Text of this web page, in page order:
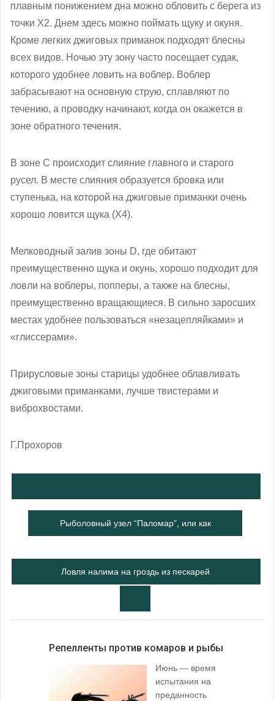
плавным понижением дна можно обловить с берега из
точки Х2. Днем здесь можно поймать щуку и окуня.
Кроме легких джиговых приманок подходят блесны
всех видов. Ночью эту зону часто посещает судак,
которого удобнее ловить на воблер. Воблер
забрасывают на основную струю, сплавляют по
течению, а проводку начинают, когда он окажется в
зоне обратного течения.
В зоне С происходит слияние главного и старого
русел. В месте слияния образуется бровка или
ступенька, на которой на джиговые приманки очень
хорошо ловится щука (Х4).
Мелководный залив зоны D, где обитают
преимущественно щука и окунь, хорошо подходит для
ловли на воблеры, попперы, а также на блесны,
преимущественно вращающиеся. В сильно заросших
местах удобнее пользоваться «незацепляйками» и
«глиссерами».
Прирусловые зоны старицы удобнее облавливать
джиговыми приманками, лучше твистерами и
виброхвостами.
Г.Прохоров
Рыболовный узел “Паломар”, или как
Ловля налима на гроздь из пескарей
Репелленты против комаров и рыбы
Июнь — время
испытания на
преданность